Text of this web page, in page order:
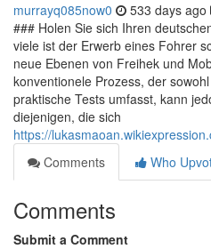
murrayq085now0 533 days ago
### Holen Sie sich Ihren
viele ist der Erwerb eines Fohrer
neue Ebenen von Freihek und
konventionele Prozess, der
praktische Tests umfasst, kann
diejenigen, die sich
https://
Comments
Who
Comments
Submit a Comment